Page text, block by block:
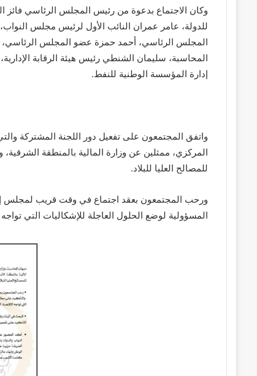
وكان الاجتماع بدعوة من رئيس المجلس الرئاسي
للدولة، عامر عمران النائب الأول لرئيس مجلس
المجلس الرئاسي، أحمد حمزة عضو المجلس
المحاسبة، سليمان الشنطي رئيس هيئة الرقابة
إدارة المؤسسة الوطنية للنفط.
واتفق المجتمعون على تفعيل دور اللجنة المشتركة
المركزي، ممثلين عن وزارة المالية بالمنطقة الشرقية،
للمصالح العليا للبلاد.
ورحب المجتمعون بعقد اجتماع في وقت قريب لمجلس
المسؤولية لوضع الحلول العاجلة للإشكاليات التي